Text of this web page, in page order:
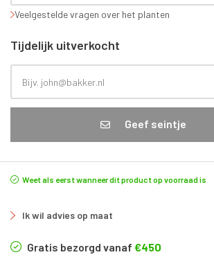
Veelgestelde vragen over het planten
Tijdelijk uitverkocht
Geef seintje
Weet als eerst wanneer dit product op voorraad is
Ik wil advies op maat
Gratis bezorgd vanaf €450